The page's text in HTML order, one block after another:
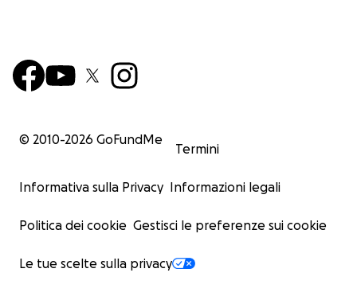
© 2010-2026 GoFundMe
Termini
Informativa sulla Privacy Informazioni legali
Politica dei cookie Gestisci le preferenze sui cookie
Le tue scelte sulla privacy